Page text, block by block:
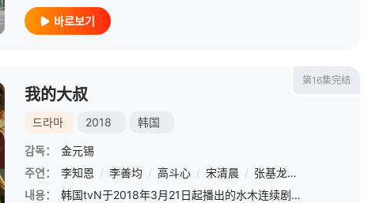
바로보기
裴优熙 / 金贤淑 / 林基雄 / 尹相贞 / 徐惠媛 /
李基英
第16集完结
我的大叔
드라마 2018 韩国
감독：
金元锡
주연：
李知恩 / 李善均 / 高斗心 / 宋清晨 / 张基龙 /
내용：
韩国tvN于2018年3月21日起播出的水木连续剧，由《Signal》金元锡导演执导与《又，吴海英》朴惠英作家合作打造。此剧以拥有相同沉重的生活负担40岁男人与20岁女人出发，讲述他们互相观察并治愈对